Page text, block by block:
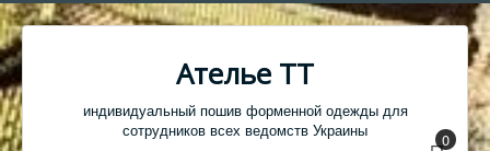
Ателье ТТ
индивидуальный пошив форменной одежды для
сотрудников всех ведомств Украины
0